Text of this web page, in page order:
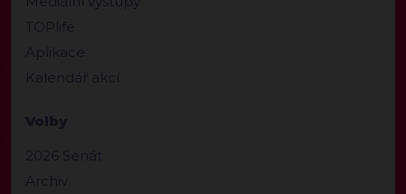
TOPlife
Aplikace
Kalendář akcí
Volby
2026 Senát
Archiv